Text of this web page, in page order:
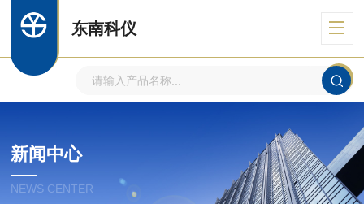
东南科仪
新闻中心
NEWS CENTER